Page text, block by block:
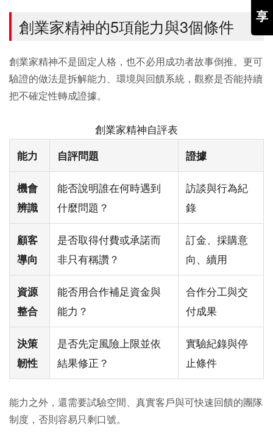
創業家精神的5項能力與3個條件
創業家精神不是固定人格，也不必用成功者故事倒推。更可
驗證的做法是拆解能力、環境與回饋系統，觀察是否能持續
把不確定性轉成證據。
創業家精神自評表
能力 自評問題 證據
機會
辨識
能否說明誰在何時遇到
什麼問題？
訪談與行為紀
錄
顧客
導向
是否取得付費或承諾而
非只有稱讚？
訂金、採購意
向、續用
資源
整合
能否用合作補足資金與
能力？
合作分工與交
付成果
決策
韌性
是否先定風險上限並依
結果修正？
實驗紀錄與停
止條件
能力之外，還需要試驗空間、真實客戶與可快速回饋的團隊
制度，否則容易只剩口號。
享